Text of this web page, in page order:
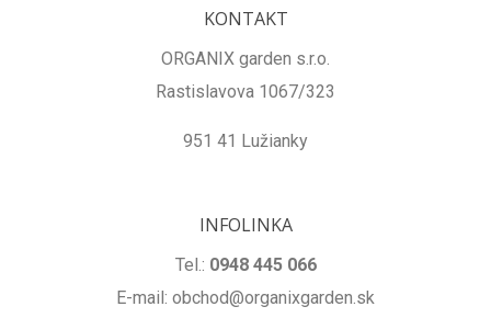
KONTAKT
ORGANIX garden s.r.o.
Rastislavova 1067/323
951 41 Lužianky
INFOLINKA
Tel.: 0948 445 066
E-mail: obchod@organixgarden.sk